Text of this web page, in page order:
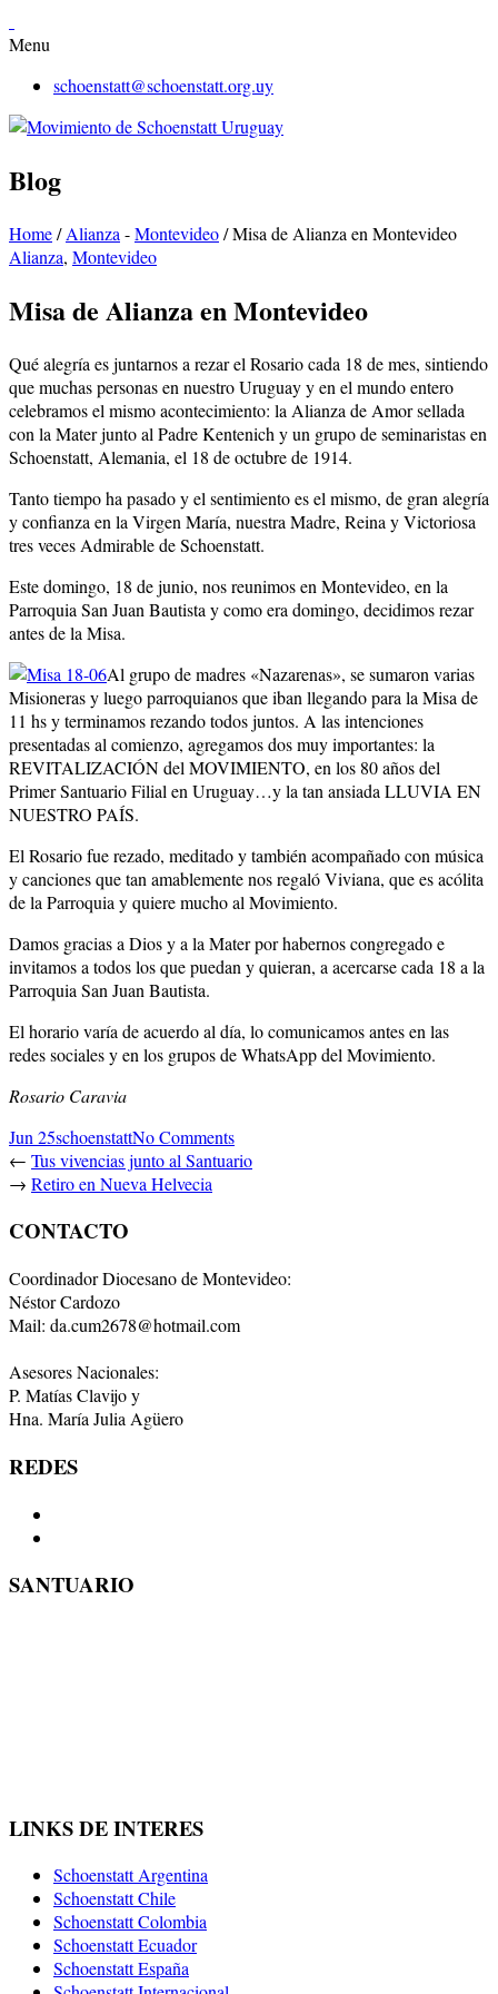
Menu
schoenstatt@schoenstatt.org.uy
Blog
Home/Alianza -Montevideo/Misa de Alianza en Montevideo
Alianza, Montevideo
Misa de Alianza en Montevideo
Qué alegría es juntarnos a rezar el Rosario cada 18 de mes, sintiendo
que muchas personas en nuestro Uruguay y en el mundo entero
celebramos el mismo acontecimiento: la Alianza de Amor sellada
con la Mater junto al Padre Kentenich y un grupo de seminaristas en
Schoenstatt, Alemania, el 18 de octubre de 1914.
Tanto tiempo ha pasado y el sentimiento es el mismo, de gran alegría
y confianza en la Virgen María, nuestra Madre, Reina y Victoriosa
tres veces Admirable de Schoenstatt.
Este domingo, 18 de junio, nos reunimos en Montevideo, en la
Parroquia San Juan Bautista y como era domingo, decidimos rezar
antes de la Misa.
Al grupo de madres «Nazarenas», se sumaron varias
Misioneras y luego parroquianos que iban llegando para la Misa de
11 hs y terminamos rezando todos juntos. A las intenciones
presentadas al comienzo, agregamos dos muy importantes: la
REVITALIZACIÓN del MOVIMIENTO, en los 80 años del
Primer Santuario Filial en Uruguay…y la tan ansiada LLUVIA EN
NUESTRO PAÍS.
El Rosario fue rezado, meditado y también acompañado con música
y canciones que tan amablemente nos regaló Viviana, que es acólita
de la Parroquia y quiere mucho al Movimiento.
Damos gracias a Dios y a la Mater por habernos congregado e
invitamos a todos los que puedan y quieran, a acercarse cada 18 a la
Parroquia San Juan Bautista.
El horario varía de acuerdo al día, lo comunicamos antes en las
redes sociales y en los grupos de WhatsApp del Movimiento.
Rosario Caravia
Jun 25schoenstattNo Comments
← Tus vivencias junto al Santuario
→ Retiro en Nueva Helvecia
CONTACTO
Coordinador Diocesano de Montevideo:
Néstor Cardozo
Mail: da.cum2678@hotmail.com
Asesores Nacionales:
P. Matías Clavijo y
Hna. María Julia Agüero
REDES
SANTUARIO
LINKS DE INTERES
Schoenstatt Argentina
Schoenstatt Chile
Schoenstatt Colombia
Schoenstatt Ecuador
Schoenstatt España